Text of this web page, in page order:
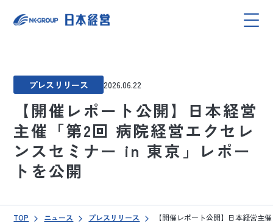
プレスリリース 2026.06.22
【開催レポート公開】日本経営
主催「第2回 病院経営エクセレ
ンスセミナー in 東京」レポー
トを公開
TOP ニュース プレスリリース 【開催レポート公開】日本経営主